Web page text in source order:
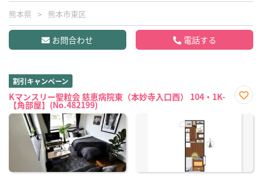
熊本県 熊本市東区
お問合わせ 電話する
割引キャンペーン
Kマンスリー聖粒会 慈恵病院東（本妙寺入口西） 104・1K-
【角部屋】(No.482199)
に入